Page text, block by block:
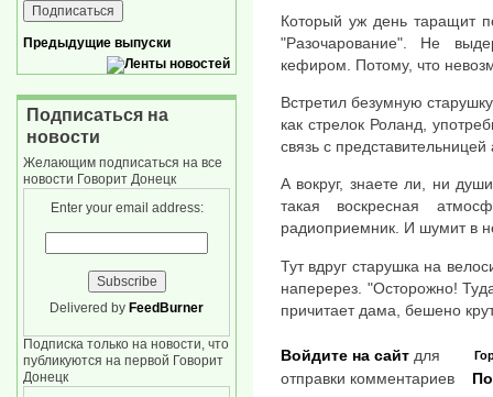
Который уж день таращит
"Разочарование". Не
кефиром. Потому, что
Встретил безумную
как стрелок Роланд,
связь с
А вокруг, знаете ли, ни
такая воскресная
радиоприемник. И шумит в
Тут вдруг старушка на
наперерез. "Осторожно!
причитает дама, бешено
Войдите на сайт для
отправки комментариев
Предыдущие выпуски
Подписаться на
новости
Желающим подписаться на все
новости Говорит Донецк
Enter your email address:
Delivered by FeedBurner
Подписка только на новости, что
публикуются на первой Говорит
Донецк